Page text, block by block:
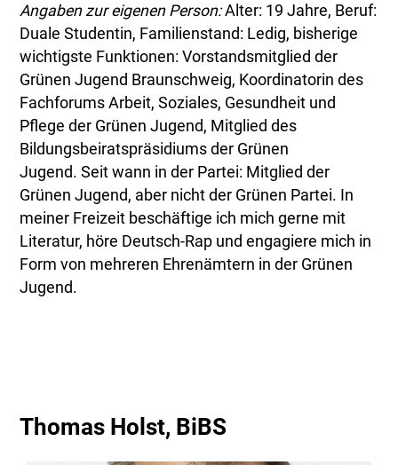
Angaben zur eigenen Person:Alter: 19 Jahre, Beruf:
Duale Studentin, Familienstand: Ledig, bisherige
wichtigste Funktionen: Vorstandsmitglied der
Grünen Jugend Braunschweig, Koordinatorin des
Fachforums Arbeit, Soziales, Gesundheit und
Pflege der Grünen Jugend, Mitglied des
Bildungsbeiratspräsidiums der Grünen
Jugend. Seit wann in der Partei: Mitglied der
Grünen Jugend, aber nicht der Grünen Partei. In
meiner Freizeit beschäftige ich mich gerne mit
Literatur, höre Deutsch-Rap und engagiere mich in
Form von mehreren Ehrenämtern in der Grünen
Jugend.
Thomas Holst, BiBS